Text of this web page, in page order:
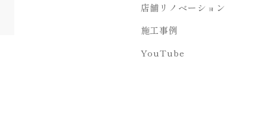
店舗リノベーション
施工事例
YouTube